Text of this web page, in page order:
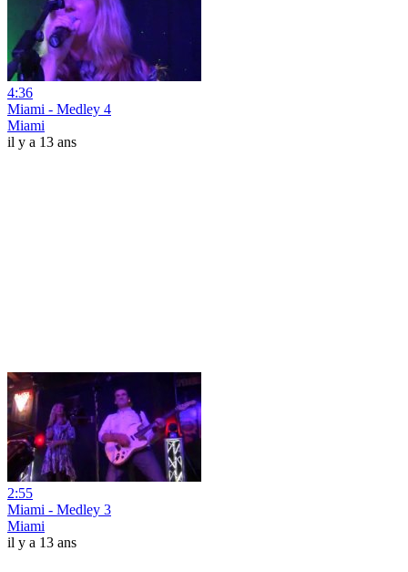
4:36
Miami - Medley 4
Miami
il y a 13 ans
2:55
Miami - Medley 3
Miami
il y a 13 ans